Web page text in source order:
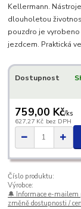
Kellermann.
dlouholetou
pouzdro je vyrobeno
jezdcem. Praktická
Dostupnost
759,00 Kč/ks
627,27 Kč bez DPH
Číslo produktu:
Výrobce:
🔔 Informace e-mailem
změně dostupnosti /